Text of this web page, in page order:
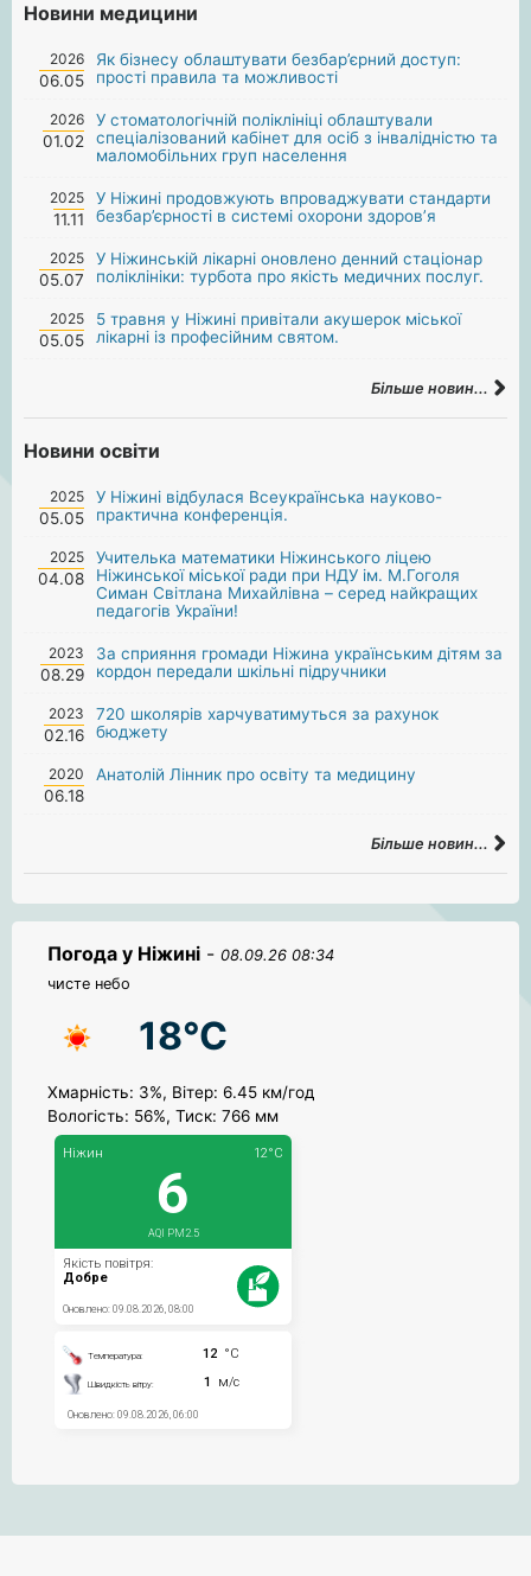
Новини медицини
2026
06.05
Як бізнесу облаштувати безбар’єрний доступ:
прості правила та можливості
2026
01.02
У стоматологічній поліклініці облаштували
спеціалізований кабінет для осіб з інвалідністю та
маломобільних груп населення
2025
11.11
У Ніжині продовжують впроваджувати стандарти
безбар’єрності в системі охорони здоров’я
2025
05.07
У Ніжинській лікарні оновлено денний стаціонар
поліклініки: турбота про якість медичних послуг.
2025
05.05
5 травня у Ніжині привітали акушерок міської
лікарні із професійним святом.
Більше новин...
Новини освіти
2025
05.05
У Ніжині відбулася Всеукраїнська науково-
практична конференція.
2025
04.08
Учителька математики Ніжинського ліцею
Ніжинської міської ради при НДУ ім. М.Гоголя
Симан Світлана Михайлівна – серед найкращих
педагогів України!
2023
08.29
За сприяння громади Ніжина українським дітям за
кордон передали шкільні підручники
2023
02.16
720 школярів харчуватимуться за рахунок
бюджету
2020
06.18
Анатолій Лінник про освіту та медицину
Більше новин...
Погода у Ніжині - 08.09.26 08:34
чисте небо
18°C
Хмарність: 3%, Вітер: 6.45 км/год
Вологість: 56%, Тиск: 766 мм